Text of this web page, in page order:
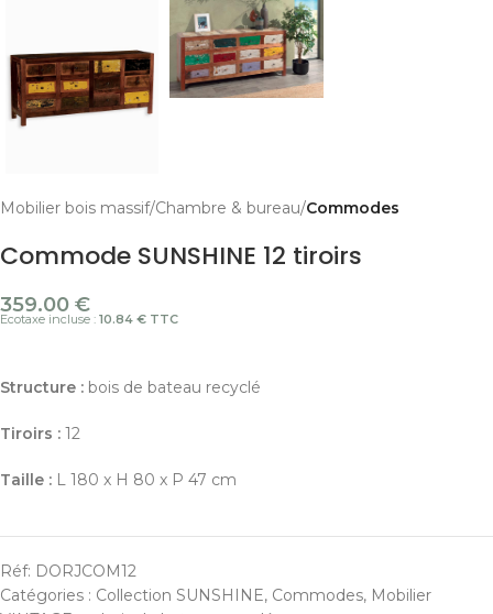
Mobilier bois massif Chambre & bureau Commodes
Commode SUNSHINE 12 tiroirs
359.00 €
Ecotaxe incluse : 10.84 € TTC
Structure : bois de bateau recyclé
Tiroirs : 12
Taille : L 180 x H 80 x P 47 cm
Réf: DORJCOM12
Catégories : Collection SUNSHINE, Commodes, Mobilier